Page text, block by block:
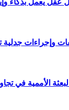
وإجراءات جدلية
الأممية في